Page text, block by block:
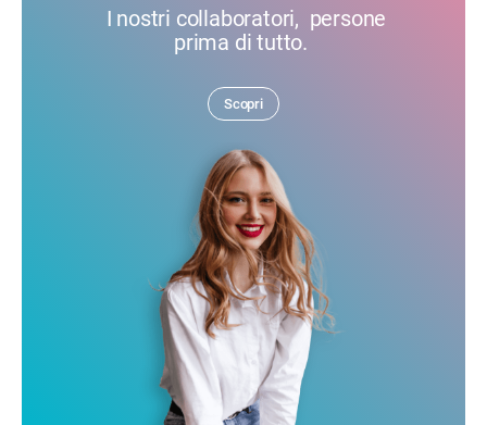
I nostri collaboratori, persone
prima di tutto.
Scopri